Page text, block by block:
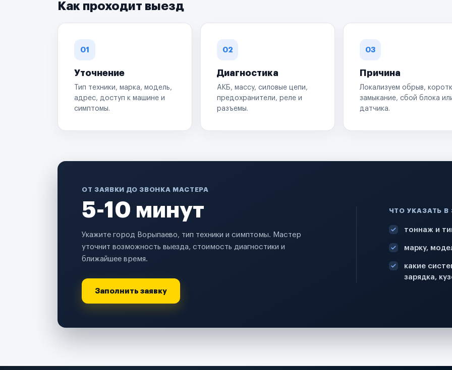
Как проходит выезд
01
Уточнение
Тип техники, марка, модель,
адрес, доступ к машине и
симптомы.
02
Диагностика
АКБ, массу, силовые цепи,
предохранители, реле и
разъемы.
03
Причина
Локализуем обрыв,
замыкание, сбой блока
датчика.
ОТ ЗАЯВКИ ДО ЗВОНКА МАСТЕРА
5-10 минут
Укажите город Ворыпаево, тип техники и симптомы. Мастер
уточнит возможность выезда, стоимость диагностики и
ближайшее время.
Заполнить заявку
ЧТО УКАЗАТЬ В
тоннаж и
марку,
какие
зарядка,